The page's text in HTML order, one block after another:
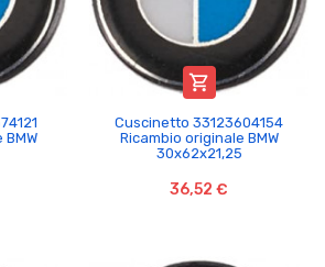

Cuscinetto 33123604154
Ricambio originale BMW
30x62x21,25
36,52 €